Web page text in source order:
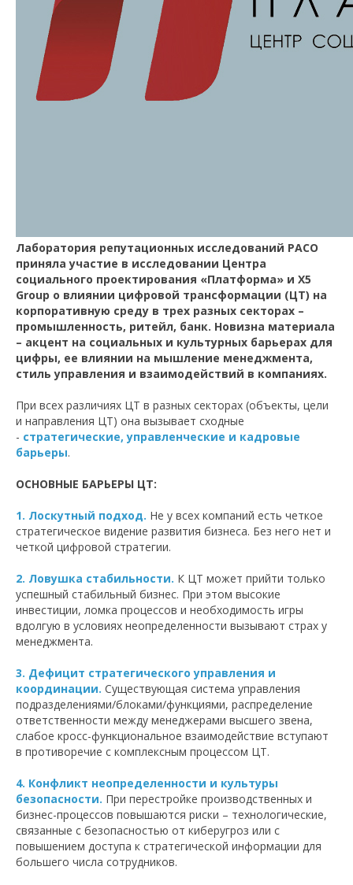
Лаборатория репутационных исследований РАСО
приняла участие в исследовании Центра
социального проектирования «Платформа» и X5
Group о влиянии цифровой трансформации (ЦТ) на
корпоративную среду в трех разных секторах –
промышленность, ритейл, банк. Новизна материала
– акцент на социальных и культурных барьерах для
цифры, ее влиянии на мышление менеджмента,
стиль управления и взаимодействий в компаниях.
При всех различиях ЦТ в разных секторах (объекты, цели
и направления ЦТ) она вызывает сходные
- стратегические, управленческие и кадровые
барьеры.
ОСНОВНЫЕ БАРЬЕРЫ ЦТ:
1. Лоскутный подход. Не у всех компаний есть четкое
стратегическое видение развития бизнеса. Без него нет и
четкой цифровой стратегии.
2. Ловушка стабильности. К ЦТ может прийти только
успешный стабильный бизнес. При этом высокие
инвестиции, ломка процессов и необходимость игры
вдолгую в условиях неопределенности вызывают страх у
менеджмента.
3. Дефицит стратегического управления и
координации. Существующая система управления
подразделениями/блоками/функциями, распределение
ответственности между менеджерами высшего звена,
слабое кросс-функциональное взаимодействие вступают
в противоречие с комплексным процессом ЦТ.
4. Конфликт неопределенности и культуры
безопасности. При перестройке производственных и
бизнес-процессов повышаются риски – технологические,
связанные с безопасностью от киберугроз или с
повышением доступа к стратегической информации для
большего числа сотрудников.